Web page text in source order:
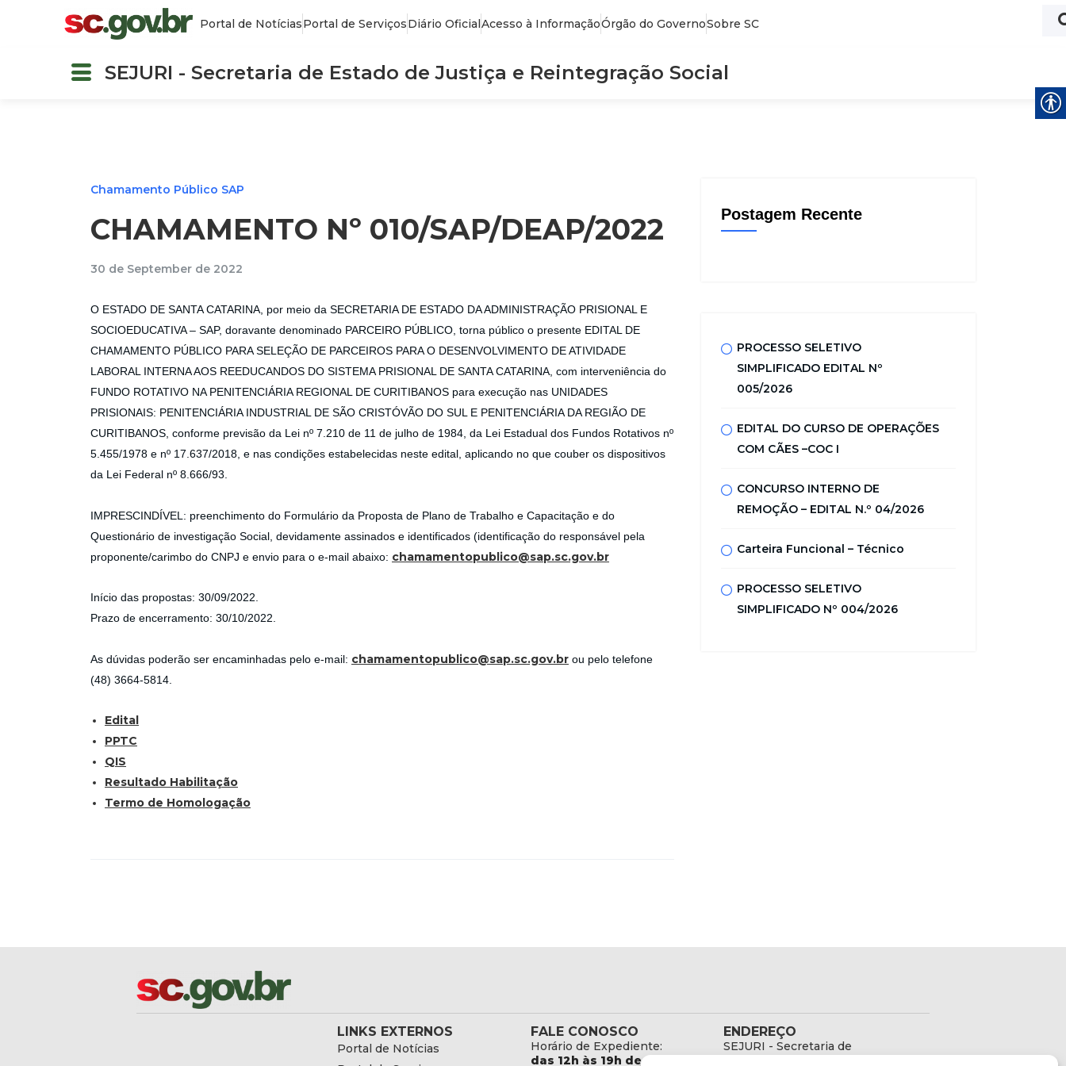
Portal de NotíciasPortal de ServiçosDiário OficialAcesso à InformaçãoÓrgão do GovernoSobre SC
SEJURI - Secretaria de Estado de Justiça e Reintegração Social
Chamamento Público SAP
CHAMAMENTO Nº 010/SAP/DEAP/2022
30 de September de 2022
O ESTADO DE SANTA CATARINA, por meio da SECRETARIA DE ESTADO DA ADMINISTRAÇÃO PRISIONAL E
SOCIOEDUCATIVA – SAP, doravante denominado PARCEIRO PÚBLICO, torna público o presente EDITAL DE
CHAMAMENTO PÚBLICO PARA SELEÇÃO DE PARCEIROS PARA O DESENVOLVIMENTO DE ATIVIDADE
LABORAL INTERNA AOS REEDUCANDOS DO SISTEMA PRISIONAL DE SANTA CATARINA, com interveniência do
FUNDO ROTATIVO NA PENITENCIÁRIA REGIONAL DE CURITIBANOS para execução nas UNIDADES
PRISIONAIS: PENITENCIÁRIA INDUSTRIAL DE SÃO CRISTÓVÃO DO SUL E PENITENCIÁRIA DA REGIÃO DE
CURITIBANOS, conforme previsão da Lei nº 7.210 de 11 de julho de 1984, da Lei Estadual dos Fundos Rotativos nº
5.455/1978 e nº 17.637/2018, e nas condições estabelecidas neste edital, aplicando no que couber os dispositivos
da Lei Federal nº 8.666/93.
IMPRESCINDÍVEL: preenchimento do Formulário da Proposta de Plano de Trabalho e Capacitação e do
Questionário de investigação Social, devidamente assinados e identificados (identificação do responsável pela
proponente/carimbo do CNPJ e envio para o e-mail abaixo: chamamentopublico@sap.sc.gov.br
Início das propostas: 30/09/2022.
Prazo de encerramento: 30/10/2022.
As dúvidas poderão ser encaminhadas pelo e-mail: chamamentopublico@sap.sc.gov.br ou pelo telefone
(48) 3664-5814.
Edital
PPTC
QIS
Resultado Habilitação
Termo de Homologação
Postagem Recente
PROCESSO SELETIVO
SIMPLIFICADO EDITAL Nº
005/2026
EDITAL DO CURSO DE OPERAÇÕES
COM CÃES –COC I
CONCURSO INTERNO DE
REMOÇÃO – EDITAL N.º 04/2026
Carteira Funcional – Técnico
PROCESSO SELETIVO
SIMPLIFICADO Nº 004/2026
LINKS EXTERNOS
Portal de Notícias
FALE CONOSCO
Horário de Expediente:
das 12h às 19h de Segunda
ENDEREÇO
SEJURI - Secretaria de